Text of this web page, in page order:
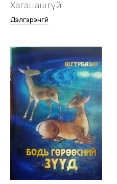
Хагацашгүй
Дэлгэрэнгүй